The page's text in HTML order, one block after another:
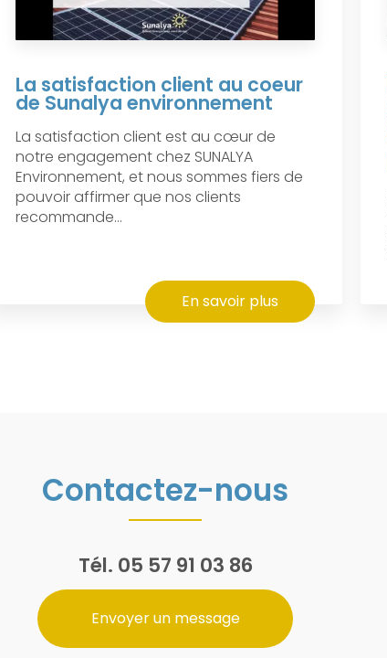
La satisfaction client au coeur
de Sunalya environnement
La satisfaction client est au cœur de
notre engagement chez SUNALYA
Environnement, et nous sommes fiers de
pouvoir affirmer que nos clients
recommande...
En savoir plus
Contactez-nous
Tél. 05 57 91 03 86
Envoyer un message